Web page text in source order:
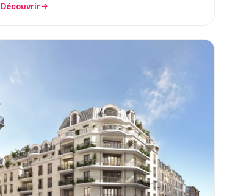
Découvrir